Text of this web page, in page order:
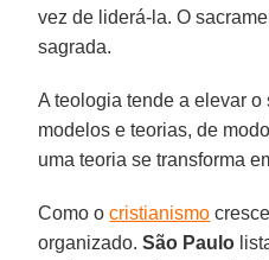
vez de liderá-la. O
sagrada.
A teologia tende a elevar
modelos e teorias, de
uma teoria se transforma
Como ocristianismo
organizado.São Paulo